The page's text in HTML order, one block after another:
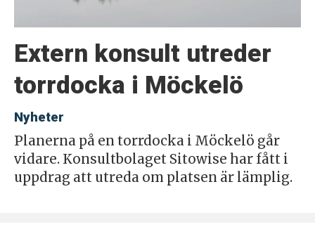
Extern konsult utreder
torrdocka i Möckelö
Nyheter
Planerna på en torrdocka i Möckelö går
vidare. Konsultbolaget Sitowise har fått i
uppdrag att utreda om platsen är lämplig.